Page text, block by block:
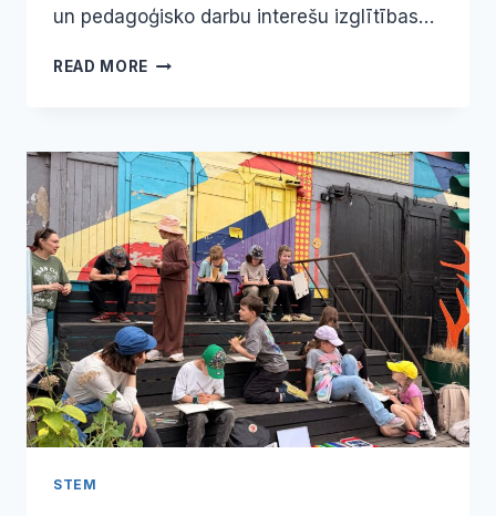
un pedagoģisko darbu interešu izglītības…
READ MORE MINISTRU
SAŅEM
AIVA
GORE
UN
JURIS
MAJORS
STEM